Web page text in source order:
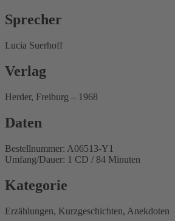
Sprecher
Lucia Suerhoff
Verlag
Herder, Freiburg – 1968
Daten
Bestellnummer: A06513-Y1
Umfang/Dauer: 1 CD / 84 Minuten
Kategorie
Erzählungen, Kurzgeschichten, Anekdoten